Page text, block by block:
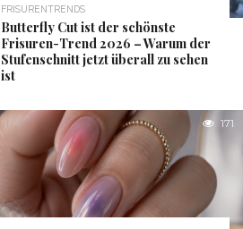
FRISURENTRENDS
Butterfly Cut ist der schönste
Frisuren-Trend 2026 – Warum der
Stufenschnitt jetzt überall zu sehen
ist
171